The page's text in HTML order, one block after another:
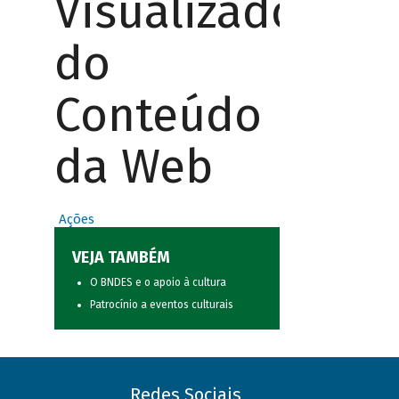
Visualizador
do
Conteúdo
da Web
Ações
VEJA TAMBÉM
O BNDES e o apoio à cultura
Patrocínio a eventos culturais
Redes Sociais